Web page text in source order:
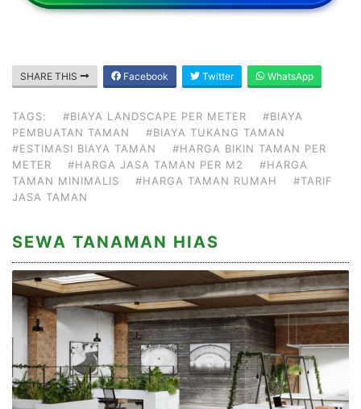
SHARE THIS Facebook Twitter WhatsApp
TAGS: #BIAYA LANDSCAPE PER METER
#BIAYA
PEMBUATAN TAMAN
#BIAYA TUKANG TAMAN
#ESTIMASI BIAYA TAMAN
#HARGA BIKIN TAMAN PER
METER
#HARGA JASA TAMAN PER M2
#HARGA
TAMAN MINIMALIS
#HARGA TAMAN RUMAH
#TARIF
JASA TAMAN
SEWA TANAMAN HIAS